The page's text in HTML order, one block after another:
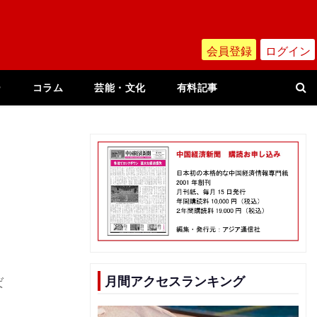
会員登録 ログイン
コラム 芸能・文化 有料記事
月間アクセスランキング